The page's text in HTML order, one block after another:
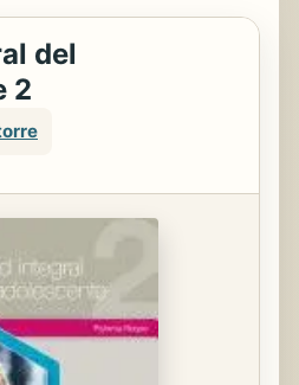
del
2